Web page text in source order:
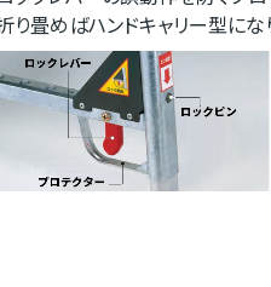
り畳めばハンドキャリー型にな